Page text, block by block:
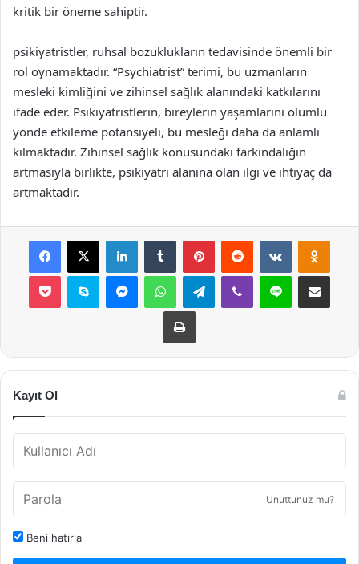
kritik bir öneme sahiptir.
psikiyatristler, ruhsal bozuklukların tedavisinde önemli bir
rol oynamaktadır. “Psychiatrist” terimi, bu uzmanların
mesleki kimliğini ve zihinsel sağlık alanındaki katkılarını
ifade eder. Psikiyatristlerin, bireylerin yaşamlarını olumlu
yönde etkileme potansiyeli, bu mesleği daha da anlamlı
kılmaktadır. Zihinsel sağlık konusundaki farkındalığın
artmasıyla birlikte, psikiyatri alanına olan ilgi ve ihtiyaç da
artmaktadır.
Facebook
X LinkedInTumblr PinterestReddit VKontakte
Pocket Skype MessengerWhatsAppTelegramViber Line E-Posta ile
Yazdır
Kayıt Ol
Unuttunuz mu?
Beni hatırla